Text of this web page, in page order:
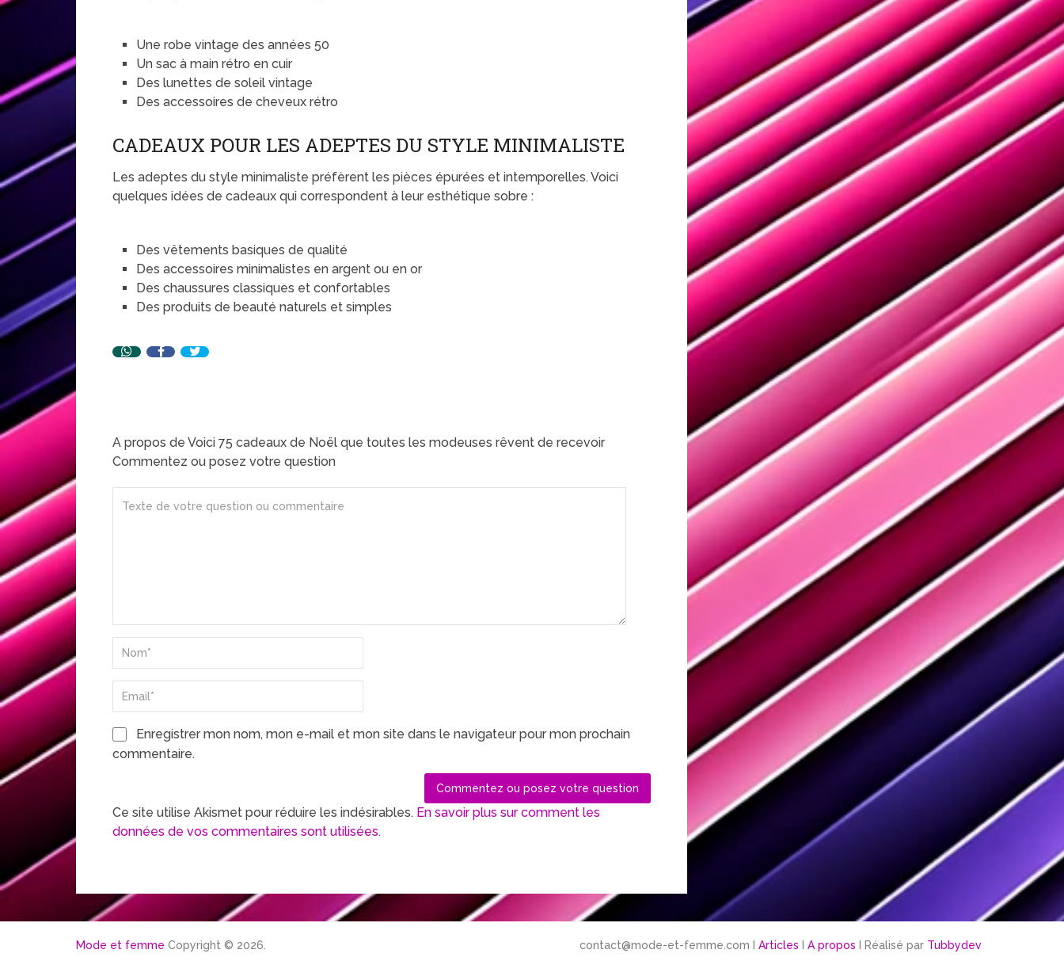
Une robe vintage des années 50
Un sac à main rétro en cuir
Des lunettes de soleil vintage
Des accessoires de cheveux rétro
CADEAUX POUR LES ADEPTES DU STYLE MINIMALISTE
Les adeptes du style minimaliste préfèrent les pièces épurées et intemporelles. Voici
quelques idées de cadeaux qui correspondent à leur esthétique sobre :
Des vêtements basiques de qualité
Des accessoires minimalistes en argent ou en or
Des chaussures classiques et confortables
Des produits de beauté naturels et simples
A propos de Voici 75 cadeaux de Noël que toutes les modeuses rêvent de recevoir
Commentez ou posez votre question
Enregistrer mon nom, mon e-mail et mon site dans le navigateur pour mon prochain
commentaire.
Ce site utilise Akismet pour réduire les indésirables. En savoir plus sur comment les
données de vos commentaires sont utilisées.
Mode et femme Copyright © 2026. contact@mode-et-femme.com I Articles A propos I Réalisé par Tubbydev